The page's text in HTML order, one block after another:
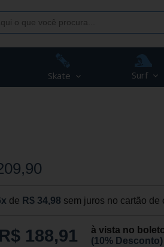
Skate Surf
de R$ 34,98 sem juros no cartão de
R$ 188,91
à vista no
(10% Desconto)